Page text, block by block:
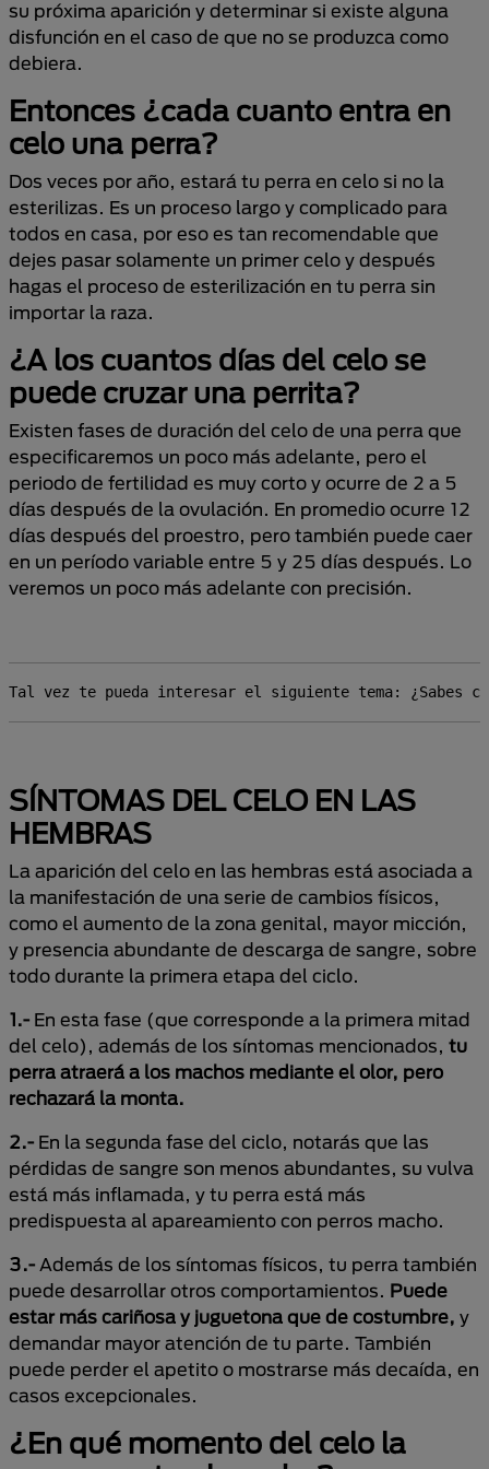
su próxima aparición y determinar si existe alguna
disfunción en el caso de que no se produzca como
debiera.
Entonces ¿cada cuanto entra en
celo una perra?
Dos veces por año, estará tu perra en celo si no la
esterilizas. Es un proceso largo y complicado para
todos en casa, por eso es tan recomendable que
dejes pasar solamente un primer celo y después
hagas el proceso de esterilización en tu perra sin
importar la raza.
¿A los cuantos días del celo se
puede cruzar una perrita?
Existen fases de duración del celo de una perra que
especificaremos un poco más adelante, pero el
periodo de fertilidad es muy corto y ocurre de 2 a 5
días después de la ovulación. En promedio ocurre 12
días después del proestro, pero también puede caer
en un período variable entre 5 y 25 días después. Lo
veremos un poco más adelante con precisión.
Tal vez te pueda interesar el siguiente tema: ¿Sabes
SÍNTOMAS DEL CELO EN LAS
HEMBRAS
La aparición del celo en las hembras está asociada a
la manifestación de una serie de cambios físicos,
como el aumento de la zona genital, mayor micción,
y presencia abundante de descarga de sangre, sobre
todo durante la primera etapa del ciclo.
1.- En esta fase (que corresponde a la primera mitad
del celo), además de los síntomas mencionados, tu
perra atraerá a los machos mediante el olor, pero
rechazará la monta.
2.- En la segunda fase del ciclo, notarás que las
pérdidas de sangre son menos abundantes, su vulva
está más inflamada, y tu perra está más
predispuesta al apareamiento con perros macho.
3.- Además de los síntomas físicos, tu perra también
puede desarrollar otros comportamientos. Puede
estar más cariñosa y juguetona que de costumbre, y
demandar mayor atención de tu parte. También
puede perder el apetito o mostrarse más decaída, en
casos excepcionales.
¿En qué momento del celo la